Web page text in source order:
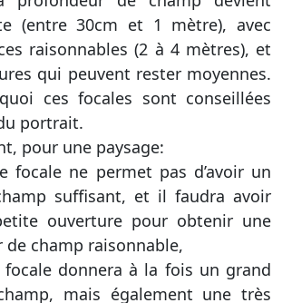
(entre 30cm et 1 mètre), avec
raisonnables (2 à 4 mètres), et
qui peuvent rester moyennes.
ces focales sont conseillées
portrait.
pour une paysage:
focale ne permet pas d’avoir un
suffisant, et il faudra avoir
ouverture pour obtenir une
de champ raisonnable,
donnera à la fois un grand
mais également une très